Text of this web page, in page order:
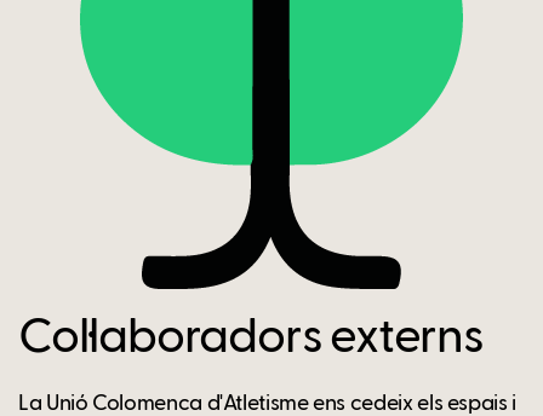
Col·laboradors externs
La Unió Colomenca d'Atletisme ens cedeix els espais i